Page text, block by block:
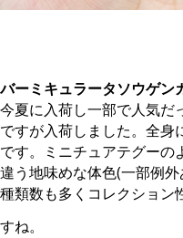
バーミキュラータソウゲン
今夏に入荷し一部で人気だ
ですが入荷しました。全身
です。ミニチュアテグーの
違う地味めな体色(一部例外
種類数も多くコレクション
すね。